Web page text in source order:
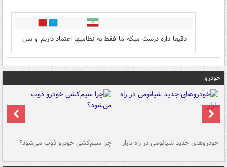
0
دقیقا داره درست میگه ما فقط به نظامیها اعتماد داریم و بس
خودرو
خودروهای جدید شیائومی در راه بازار چرا سیم‌کشی خودرو ذوب می‌شود؟